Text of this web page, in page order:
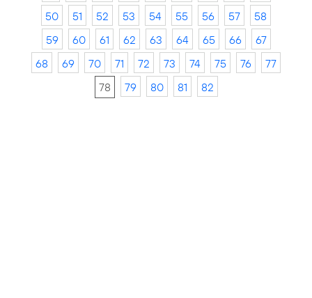
50
51 52 53 54 55 56 57
58
59
60 61 62 63 64 65 66
67
68
69 70 71 72 73 74 75 76
77
78
79 80 81 82